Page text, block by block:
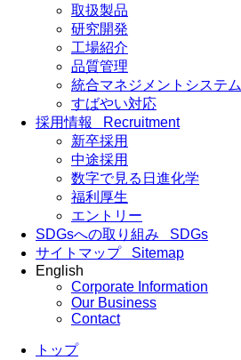
取扱製品
研究開発
工場紹介
品質管理
統合マネジメントシステム
すばやい対応
採用情報
Recruitment
新卒採用
中途採用
数字で見る日進化学
福利厚生
エントリー
SDGsへの取り組み SDGs
サイトマップ Sitemap
English
Corporate Information
Our Business
Contact
トップ